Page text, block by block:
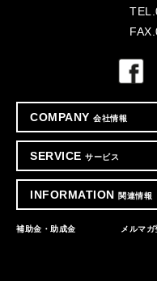
COMPANY 会社情報
SERVICE サービス
INFORMATION 関連情報
補助金・助成金 メルマガ